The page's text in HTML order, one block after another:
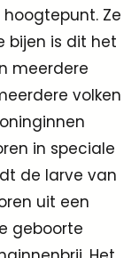
hoogtepunt. Ze
bijen is dit het
meerdere
volken
in speciale
de larve van
uit een
geboorte